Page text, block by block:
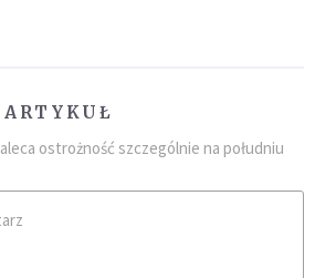
ostrożność szczególnie na południu